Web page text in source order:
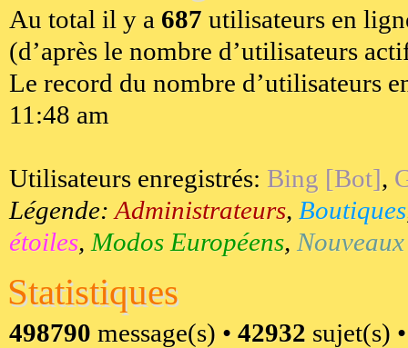
Au total il y a 687 utilisateurs en
(d’après le nombre d’utilisateurs
Le record du nombre d’utilisateurs
11:48 am
Utilisateurs enregistrés: Bing [Bot],
Légende: Administrateurs, Boutiques
étoiles, Modos Européens,
Statistiques
498790 message(s) • 42932 sujet(s)